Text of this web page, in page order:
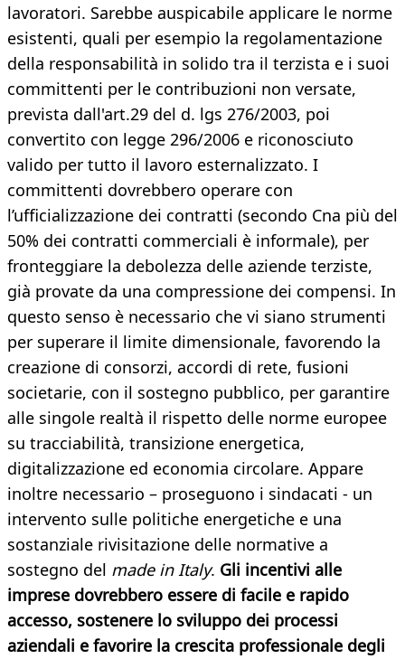
lavoratori. Sarebbe auspicabile applicare le norme
esistenti, quali per esempio la regolamentazione
della responsabilità in solido tra il terzista e i suoi
committenti per le contribuzioni non versate,
prevista dall'art.29 del d. lgs 276/2003, poi
convertito con legge 296/2006 e riconosciuto
valido per tutto il lavoro esternalizzato. I
committenti dovrebbero operare con
l’ufficializzazione dei contratti (secondo Cna più del
50% dei contratti commerciali è informale), per
fronteggiare la debolezza delle aziende terziste,
già provate da una compressione dei compensi. In
questo senso è necessario che vi siano strumenti
per superare il limite dimensionale, favorendo la
creazione di consorzi, accordi di rete, fusioni
societarie, con il sostegno pubblico, per garantire
alle singole realtà il rispetto delle norme europee
su tracciabilità, transizione energetica,
digitalizzazione ed economia circolare. Appare
inoltre necessario – proseguono i sindacati - un
intervento sulle politiche energetiche e una
sostanziale rivisitazione delle normative a
sostegno del made in Italy. Gli incentivi alle
imprese dovrebbero essere di facile e rapido
accesso, sostenere lo sviluppo dei processi
aziendali e favorire la crescita professionale degli